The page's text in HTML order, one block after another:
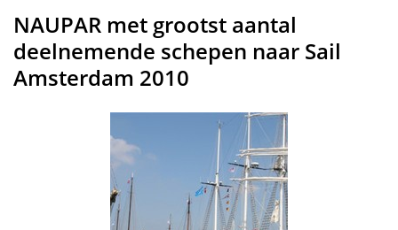
NAUPAR met grootst aantal
deelnemende schepen naar Sail
Amsterdam 2010